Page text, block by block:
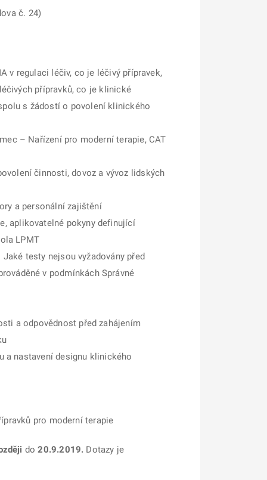
č. 24)
v regulaci léčiv, co je léčivý přípravek,
přípravků, co je klinické
s žádostí o povolení klinického
– Nařízení pro moderní terapie, CAT
činnosti, dovoz a vývoz lidských
a personální zajištění
aplikovatelné pokyny definující
LPMT
testy nejsou vyžadovány před
v podmínkách Správné
a odpovědnost před zahájením
a nastavení designu klinického
pro moderní terapie
do20.9.2019. Dotazy je